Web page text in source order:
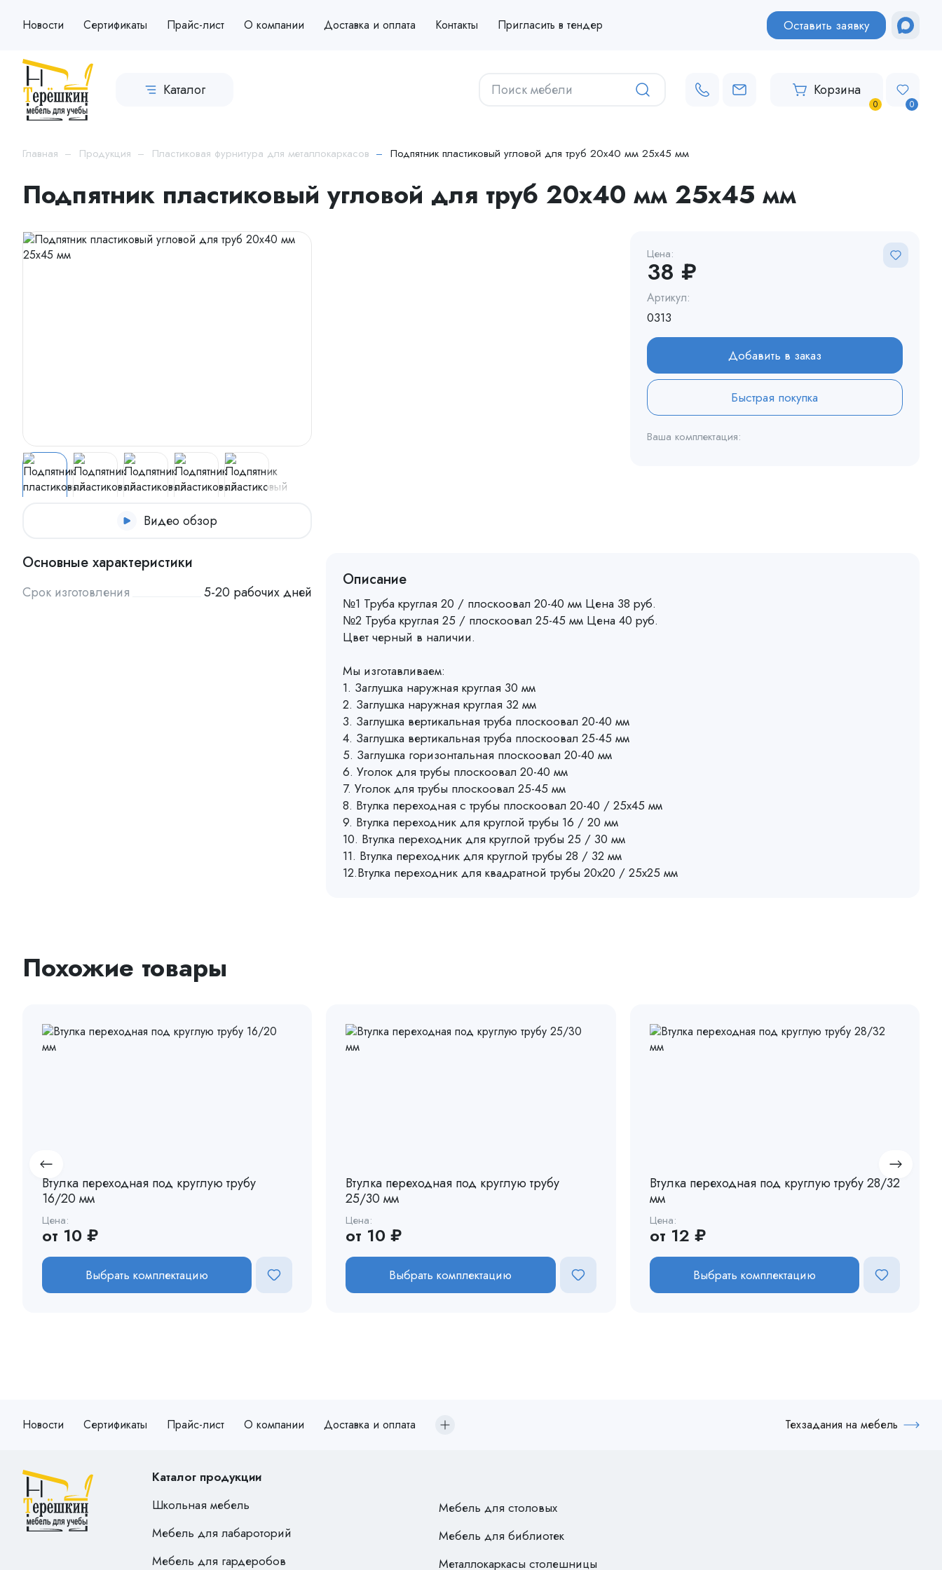
Новости Сертификаты Прайс-лист О компании Доставка и оплата Контакты Пригласить в тендер Оставить заявку
Каталог Корзина
0 0
Главная Продукция Пластиковая фурнитура для металлокаркасов Подпятник пластиковый угловой для труб 20х40 мм 25х45 мм
Подпятник пластиковый угловой для труб 20х40 мм 25х45 мм
Видео обзор
Цена:
38 ₽
Артикул:
0313
Добавить в заказ
Быстрая покупка
Ваша комплектация:
Основные характеристики
Срок изготовления 5-20 рабочих дней
Описание
№1 Труба круглая 20 / плоскоовал 20-40 мм Цена 38 руб.
№2 Труба круглая 25 / плоскоовал 25-45 мм Цена 40 руб.
Цвет черный в наличии.
Мы изготавливаем:
1. Заглушка наружная круглая 30 мм
2. Заглушка наружная круглая 32 мм
3. Заглушка вертикальная труба плоскоовал 20-40 мм
4. Заглушка вертикальная труба плоскоовал 25-45 мм
5. Заглушка горизонтальная плоскоовал 20-40 мм
6. Уголок для трубы плоскоовал 20-40 мм
7. Уголок для трубы плоскоовал 25-45 мм
8. Втулка переходная с трубы плоскоовал 20-40 / 25х45 мм
9. Втулка переходник для круглой трубы 16 / 20 мм
10. Втулка переходник для круглой трубы 25 / 30 мм
11. Втулка переходник для круглой трубы 28 / 32 мм
12.Втулка переходник для квадратной трубы 20х20 / 25х25 мм
Похожие товары
Втулка переходная под круглую трубу
16/20 мм
Цена:
от 10 ₽
Выбрать комплектацию
Втулка переходная под круглую трубу
25/30 мм
Цена:
от 10 ₽
Выбрать комплектацию
Втулка переходная под круглую трубу 28/32
мм
Цена:
от 12 ₽
Выбрать комплектацию
Новости Сертификаты Прайс-лист О компании Доставка и оплата Техзадания на мебель
Каталог продукции
Школьная мебель
Мебель для лабароторий
Мебель для гардеробов
Мебель для столовых
Мебель для библиотек
Металлокаркасы столешницы